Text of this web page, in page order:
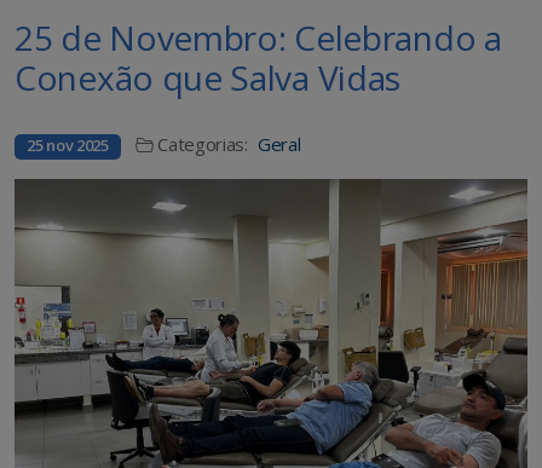
25 de Novembro: Celebrando a
Conexão que Salva Vidas
25 nov 2025 Categorias: Geral